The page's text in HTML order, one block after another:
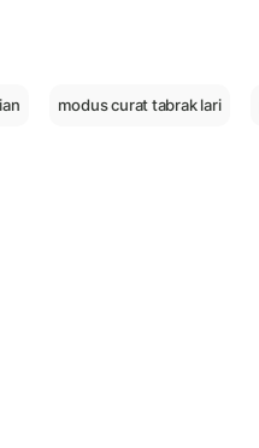
modus curat tabrak lari